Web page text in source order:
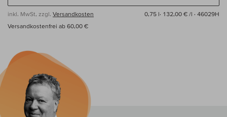
inkl. MwSt, zzgl. Versandkosten 0,75 l· 132,00 € /l · 46029H
Versandkostenfrei ab 60,00 €